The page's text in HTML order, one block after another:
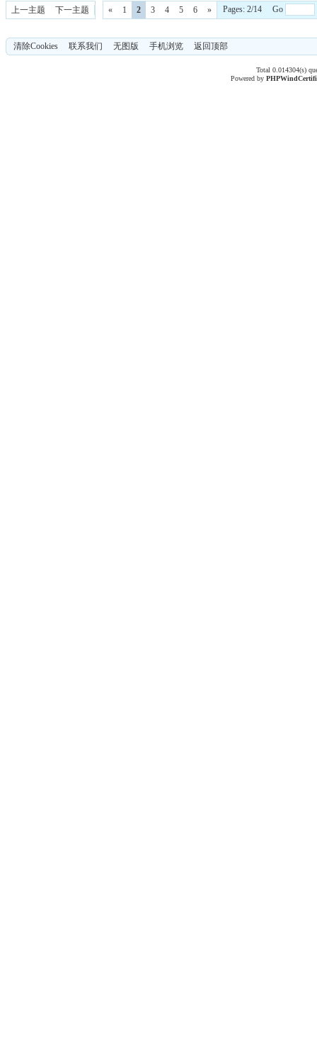
上一主题 下一主题 « 1 2 3 4 5 6 » Pages: 2/14 Go
清除Cookies 联系我们 无图版 手机浏览 返回顶部
Total 0.014304(s)
Powered byPHPWind